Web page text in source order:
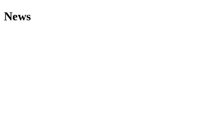
News